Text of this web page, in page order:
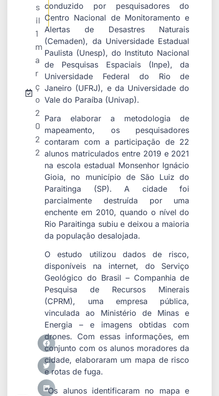
s
il
1
m
a
r
ç
o
2
0
2
2
conduzido por pesquisadores do
Centro Nacional de Monitoramento e
Alertas de Desastres Naturais
(Cemaden), da Universidade Estadual
Paulista (Unesp), do Instituto Nacional
de Pesquisas Espaciais (Inpe), da
Universidade Federal do Rio de
Janeiro (UFRJ), e da Universidade do
Vale do Paraíba (Univap).
Para elaborar a metodologia de
mapeamento, os pesquisadores
contaram com a participação de 22
alunos matriculados entre 2019 e 2021
na escola estadual Monsenhor Ignácio
Gioia, no município de São Luiz do
Paraitinga (SP). A cidade foi
parcialmente destruída por uma
enchente em 2010, quando o nível do
Rio Paraitinga subiu e deixou a maioria
da população desalojada.
O estudo utilizou dados de risco,
disponíveis na internet, do Serviço
Geológico do Brasil – Companhia de
Pesquisa de Recursos Minerais
(CPRM), uma empresa pública,
vinculada ao Ministério de Minas e
Energia – e imagens obtidas com
drones. Com essas informações, em
conjunto com os alunos moradores da
cidade, elaboraram um mapa de risco
e rotas de fuga.
“Os alunos identificaram no mapa e